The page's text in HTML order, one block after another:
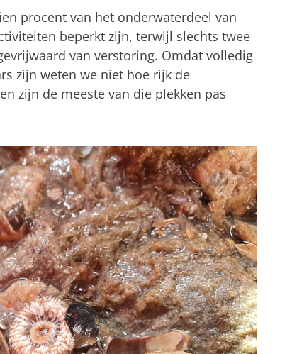
procent van het onderwaterdeel van
beperkt zijn, terwijl slechts twee
van verstoring. Omdat volledig
zijn weten we niet hoe rijk de
zijn de meeste van die plekken pas